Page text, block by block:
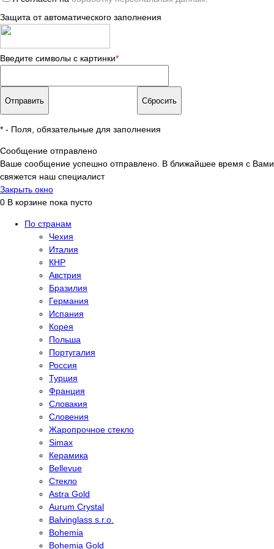
Защита от автоматического заполнения
Введите символы с картинки*
* - Поля, обязательные для заполнения
Сообщение отправлено
Ваше сообщение успешно отправлено. В ближайшее время с Вами
свяжется наш специалист
Закрыть окно
0 В корзине пока пусто
По странам
Чехия
Италия
КНР
Австрия
Бразилия
Германия
Испания
Корея
Польша
Португалия
Россия
Турция
Франция
Словакия
Словения
Жаропрочное стекло
Simax
Керамика
Bellevue
Стекло
Astra Gold
Aurum Crystal
Balvinglass s.r.o.
Bohemia
Bohemia Gold